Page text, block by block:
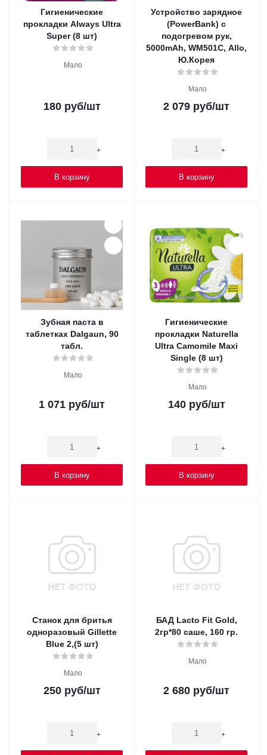
Гигиенические
прокладки Always Ultra
Super (8 шт)
Мало
180руб/шт
+
В корзину
Устройство зарядное
(PowerBank) с
подогревом рук,
5000mAh, WM501C, Allo,
Ю.Корея
Мало
2 079 руб/шт
+
В корзину
Зубная паста в
таблетках Dalgaun, 90
табл.
Мало
1 071 руб/шт
+
В корзину
Гигиенические
прокладки Naturella
Ultra Camomile Maxi
Single (8 шт)
Мало
140руб/шт
+
В корзину
Станок для бритья
одноразовый Gillette
Blue 2,(5 шт)
Мало
250руб/шт
+
БАД Lacto Fit Gold,
2гр*80 саше, 160 гр.
Мало
2 680 руб/шт
+